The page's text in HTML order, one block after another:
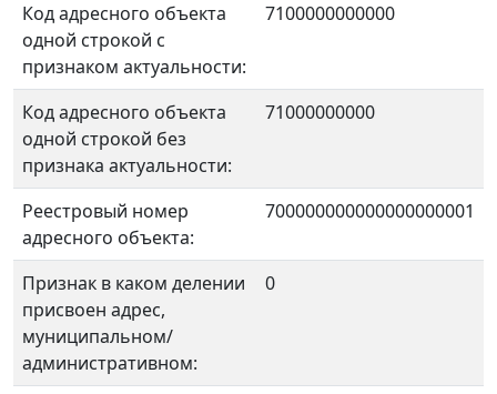
Код адресного объекта
одной строкой с
признаком актуальности:
7100000000000
Код адресного объекта
одной строкой без
признака актуальности:
71000000000
Реестровый номер
адресного объекта:
700000000000000000001
Признак в каком делении
присвоен адрес,
муниципальном/
административном:
0